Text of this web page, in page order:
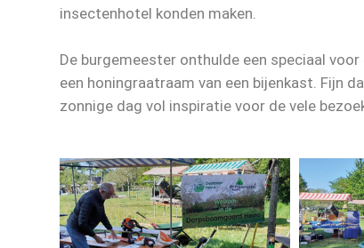
insectenhotel konden maken.
De burgemeester onthulde een speciaal
een honingraatraam van een bijenkast. Fijn
zonnige dag vol inspiratie voor de vele